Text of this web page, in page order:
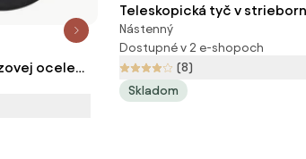
ocele
Teleskopická tyč v
kúpeľne Wenko Luz, dĺžka
Nástenný
Dostupné v 2 e-shopoch
(8)
Skladom